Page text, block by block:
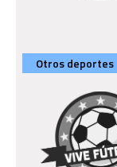
Otros deportes